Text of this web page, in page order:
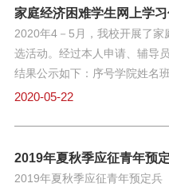
姚思奇、杨义、符启玑、张亚
成、颜毅、孔宪翔、曹彬、苏
瑞清新闻传播学院（2人）：
兴钰、周高明、吴凌恺、杨天
乔子轩、马凯、赵洁、杨青（
（女）职业技术学院（8人）：
顺、张岚川、宋宜昊、顾哲齐
家庭经济困难学生网上学
2020年4－5月，我校开展了
选活动。经过本人申请、辅导
结果公示如下：序号学院姓名
等奖2信息技术学院周渝计科
学院俞嘉国贸B18-4二等奖8职
奖9信息技术学院张文成物联
2020-05-22
2019年夏秋季应征青年预
2019年夏秋季应征青年预定兵